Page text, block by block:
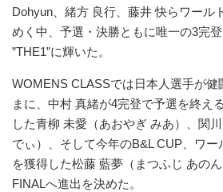
Dohyun、緒方 良行、藤井 快らワール
めく中、予選・決勝ともに唯一の3完
”THE1”に輝いた。
WOMENS CLASSでは日本人選手が健
まに、中村 真緒が4完登で予選を終え
した青柳 未愛（あおやぎ みあ）、関
でぃ）、そして今年のB&L CUP、ワ
を獲得した松藤 藍夢（まつふじ あの
FINALへ進出を決めた。